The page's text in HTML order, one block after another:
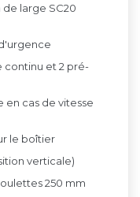
large SC20
continu et 2 pré-
en cas de vitesse
le boîtier
verticale)
250 mm